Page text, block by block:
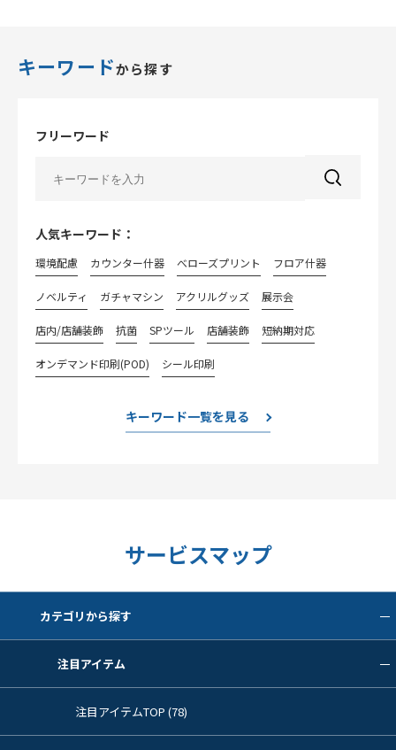
キーワードから探す
フリーワード
人気キーワード：
環境配慮 カウンター什器 べローズプリント フロア什器
ノベルティ ガチャマシン アクリルグッズ 展示会
店内/店舗装飾 抗菌 SPツール 店舗装飾 短納期対応
オンデマンド印刷(POD) シール印刷
キーワード一覧を見る
サービスマップ
カテゴリから探す
注目アイテム
注目アイテムTOP (78)